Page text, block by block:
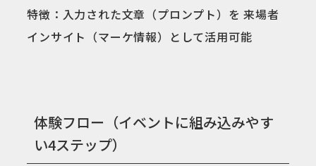
特徴：入力された文章（プロンプト）を 来場者
インサイト（マーケ情報）として活用可能
体験フロー（イベントに組み込みやす
い4ステップ）